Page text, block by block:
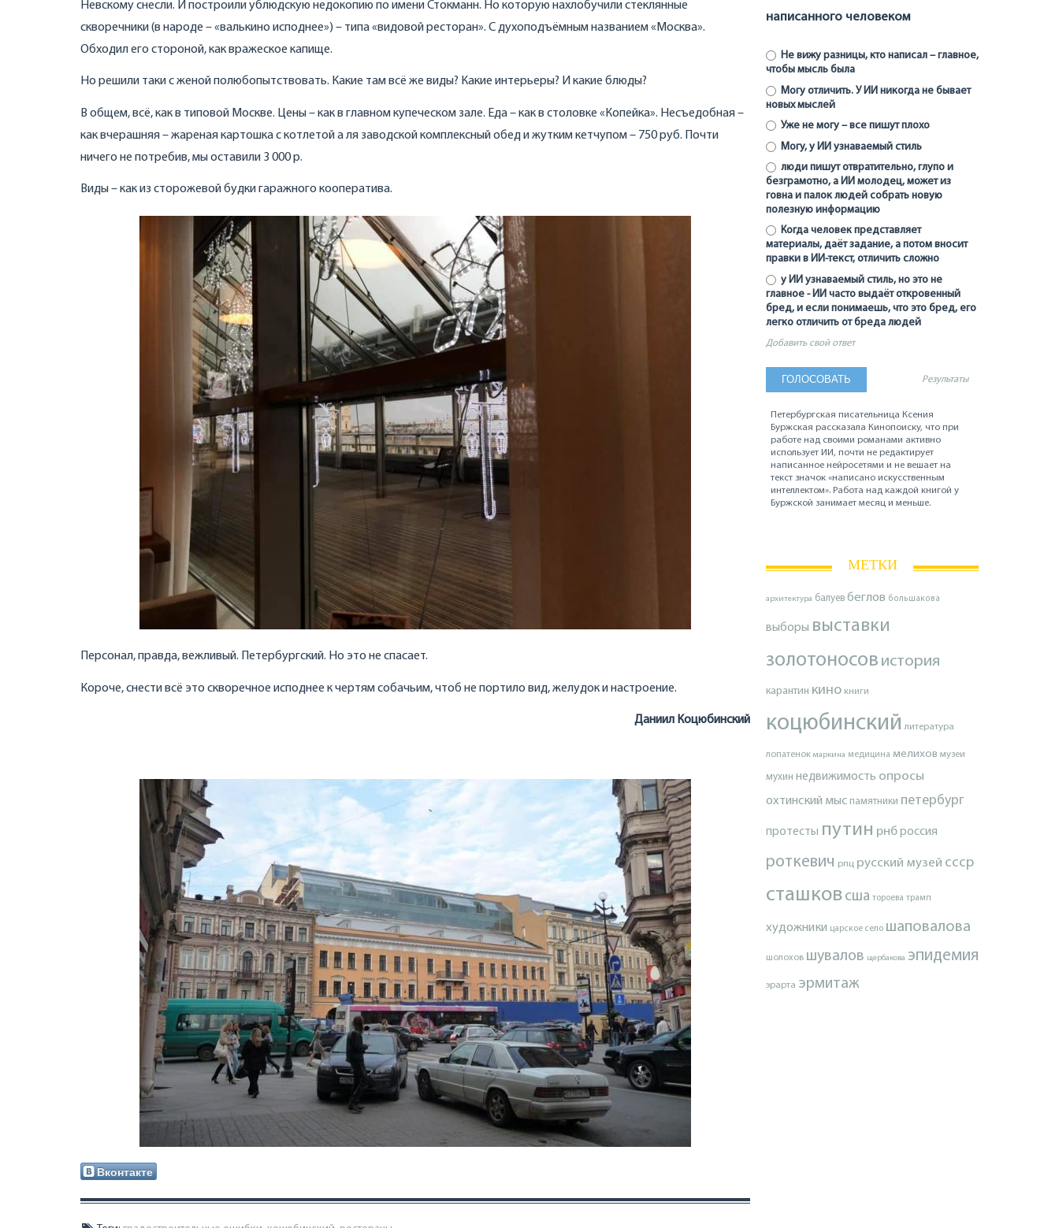
Невскому снесли. И построили ублюдскую недокопию по имени Стокманн. Но которую нахлобучили стеклянные
скворечники (в народе – «валькино исподнее») – типа «видовой ресторан». С духоподъёмным названием «Москва».
Обходил его стороной, как вражеское капище.
Но решили таки с женой полюбопытствовать. Какие там всё же виды? Какие интерьеры? И какие блюды?
В общем, всё, как в типовой Москве. Цены – как в главном купеческом зале. Еда – как в столовке «Копейка». Несъедобная –
как вчерашняя – жареная картошка с котлетой а ля заводской комплексный обед и жутким кетчупом – 750 руб. Почти
ничего не потребив, мы оставили 3 000 р.
Виды – как из сторожевой будки гаражного кооператива.
Персонал, правда, вежливый. Петербургский. Но это не спасает.
Короче, снести всё это скворечное исподнее к чертям собачьим, чтоб не портило вид, желудок и настроение.
Даниил Коцюбинский
Вконтакте
написанного человеком
Не вижу разницы, кто написал – главное,
чтобы мысль была
Могу отличить. У ИИ никогда не бывает
новых мыслей
Уже не могу – все пишут плохо
Могу, у ИИ узнаваемый стиль
люди пишут отвратительно, глупо и
безграмотно, а ИИ молодец, может из
говна и палок людей собрать новую
полезную информацию
Когда человек представляет
материалы, даёт задание, а потом вносит
правки в ИИ-текст, отличить сложно
у ИИ узнаваемый стиль, но это не
главное - ИИ часто выдаёт откровенный
бред, и если понимаешь, что это бред, его
легко отличить от бреда людей
Добавить свой ответ
Результаты
Петербургская писательница Ксения
Буржская рассказала Кинопоиску, что при
работе над своими романами активно
использует ИИ, почти не редактирует
написанное нейросетями и не вешает на
текст значок «написано искусственным
интеллектом». Работа над каждой книгой у
Буржской занимает месяц и меньше.
МЕТКИ
архитектура балуев беглов большакова
выборы выставки
золотоносов история
карантин кино книги
коцюбинский литература
лопатенок маркина медицина мелихов музеи
мухин недвижимость опросы
охтинский мыс памятники петербург
протесты путин рнброссия
роткевич рпц русский музей ссср
сташков сша тороева трамп
художники царское село шаповалова
шолохов шувалов щербакова эпидемия
эрарта эрмитаж